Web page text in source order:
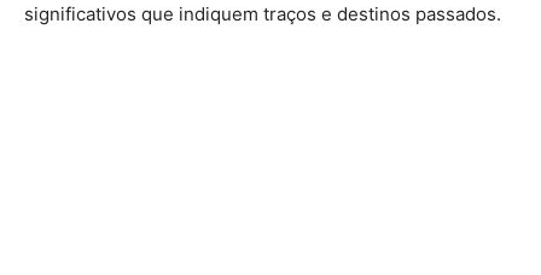
significativos que indiquem traços e destinos passados.